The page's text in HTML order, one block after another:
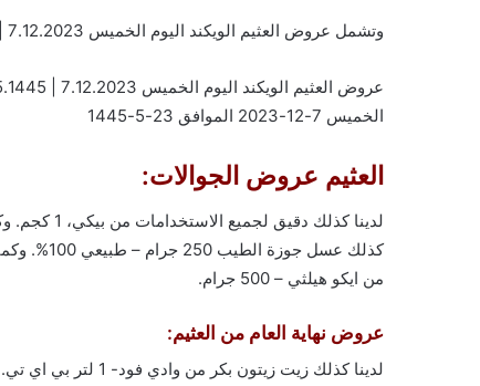
وتشمل عروض العثيم الويكند اليوم الخميس 7.12.2023 | 23.5.1445 على السلع والمنتجات التالية :
عروض العثيم الويكند اليوم الخميس 7.12.2023 | 23.5.1445 وش تنتظر؟ فرصتك للتوفير ل 3 أيام. تابعوا
الخميس 7-12-2023 الموافق 23-5-1445
العثيم عروض الجوالات:
من ايكو هيلثي – 500 جرام.
عروض نهاية العام من العثيم:
لدينا كذلك زيت